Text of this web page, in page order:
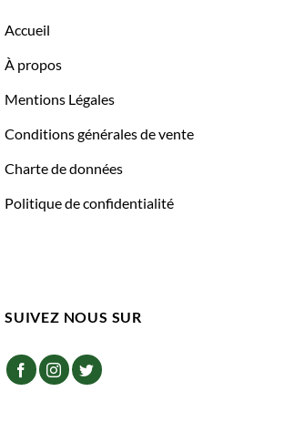
Accueil
À propos
Mentions Légales
Conditions générales de vente
Charte de données
Politique de confidentialité
SUIVEZ NOUS SUR